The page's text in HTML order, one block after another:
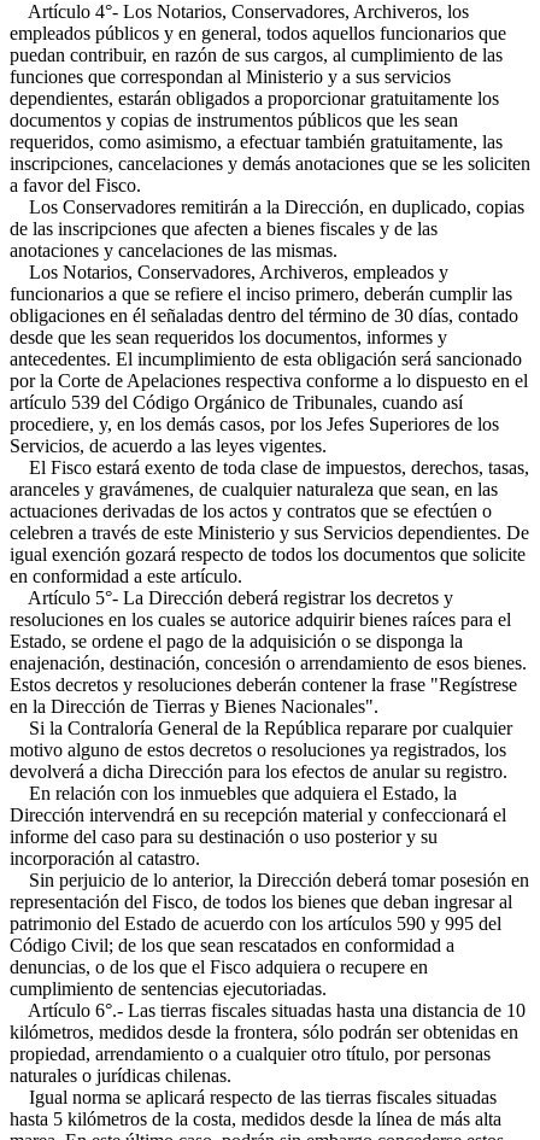
Artículo 4°- Los Notarios, Conservadores, Archiveros, los
empleados públicos y en general, todos aquellos funcionarios que
puedan contribuir, en razón de sus cargos, al cumplimiento de las
funciones que correspondan al Ministerio y a sus servicios
dependientes, estarán obligados a proporcionar gratuitamente los
documentos y copias de instrumentos públicos que les sean
requeridos, como asimismo, a efectuar también gratuitamente, las
inscripciones, cancelaciones y demás anotaciones que se les soliciten
a favor del Fisco.
Los Conservadores remitirán a la Dirección, en duplicado, copias
de las inscripciones que afecten a bienes fiscales y de las
anotaciones y cancelaciones de las mismas.
Los Notarios, Conservadores, Archiveros, empleados y
funcionarios a que se refiere el inciso primero, deberán cumplir las
obligaciones en él señaladas dentro del término de 30 días, contado
desde que les sean requeridos los documentos, informes y
antecedentes. El incumplimiento de esta obligación será sancionado
por la Corte de Apelaciones respectiva conforme a lo dispuesto en el
artículo 539 del Código Orgánico de Tribunales, cuando así
procediere, y, en los demás casos, por los Jefes Superiores de los
Servicios, de acuerdo a las leyes vigentes.
El Fisco estará exento de toda clase de impuestos, derechos, tasas,
aranceles y gravámenes, de cualquier naturaleza que sean, en las
actuaciones derivadas de los actos y contratos que se efectúen o
celebren a través de este Ministerio y sus Servicios dependientes. De
igual exención gozará respecto de todos los documentos que solicite
en conformidad a este artículo.
Artículo 5°- La Dirección deberá registrar los decretos y
resoluciones en los cuales se autorice adquirir bienes raíces para el
Estado, se ordene el pago de la adquisición o se disponga la
enajenación, destinación, concesión o arrendamiento de esos bienes.
Estos decretos y resoluciones deberán contener la frase "Regístrese
en la Dirección de Tierras y Bienes Nacionales".
Si la Contraloría General de la República reparare por cualquier
motivo alguno de estos decretos o resoluciones ya registrados, los
devolverá a dicha Dirección para los efectos de anular su registro.
En relación con los inmuebles que adquiera el Estado, la
Dirección intervendrá en su recepción material y confeccionará el
informe del caso para su destinación o uso posterior y su
incorporación al catastro.
Sin perjuicio de lo anterior, la Dirección deberá tomar posesión en
representación del Fisco, de todos los bienes que deban ingresar al
patrimonio del Estado de acuerdo con los artículos 590 y 995 del
Código Civil; de los que sean rescatados en conformidad a
denuncias, o de los que el Fisco adquiera o recupere en
cumplimiento de sentencias ejecutoriadas.
Artículo 6°.- Las tierras fiscales situadas hasta una distancia de 10
kilómetros, medidos desde la frontera, sólo podrán ser obtenidas en
propiedad, arrendamiento o a cualquier otro título, por personas
naturales o jurídicas chilenas.
Igual norma se aplicará respecto de las tierras fiscales situadas
hasta 5 kilómetros de la costa, medidos desde la línea de más alta